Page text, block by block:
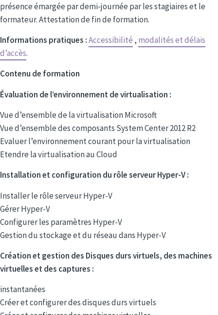
présence émargée par demi-journée par les stagiaires et le
formateur. Attestation de fin de formation.
Informations pratiques :Accessibilité , modalités et délais
d’accès.
Contenu de formation
Évaluation de l’environnement de virtualisation :
Vue d’ensemble de la virtualisation Microsoft
Vue d’ensemble des composants System Center 2012 R2
Evaluer l’environnement courant pour la virtualisation
Etendre la virtualisation au Cloud
Installation et configuration du rôle serveur Hyper-V :
Installer le rôle serveur Hyper-V
Gérer Hyper-V
Configurer les paramètres Hyper-V
Gestion du stockage et du réseau dans Hyper-V
Création et gestion des Disques durs virtuels, des machines
virtuelles et des captures :
instantanées
Créer et configurer des disques durs virtuels